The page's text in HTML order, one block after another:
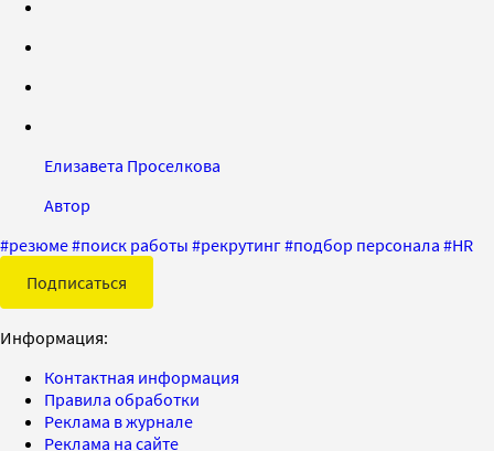
Елизавета Проселкова
Автор
#резюме#поиск работы #рекрутинг#подбор персонала #HR
Подписаться
Информация:
Контактная информация
Правила обработки
Реклама в журнале
Реклама на сайте